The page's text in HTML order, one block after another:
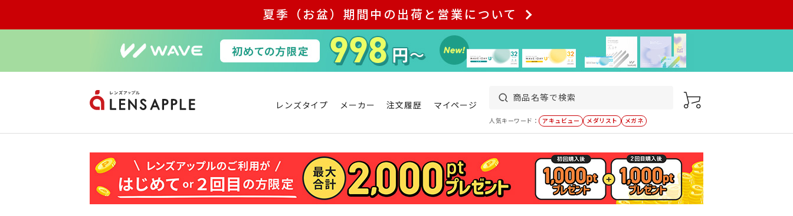
夏季（お盆）期間中の出荷と営業について
レンズタイプ メーカー 注文履歴 マイページ
人気キーワード： アキュビュー メダリスト メガネ